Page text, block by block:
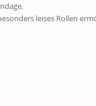
leises Rollen